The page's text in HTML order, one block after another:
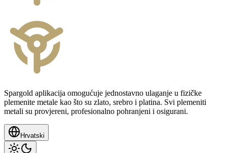
Spargold aplikacija omogućuje jednostavno ulaganje u fizičke
plemenite metale kao što su zlato, srebro i platina. Svi plemeniti
metali su provjereni, profesionalno pohranjeni i osigurani.
Hrvatski